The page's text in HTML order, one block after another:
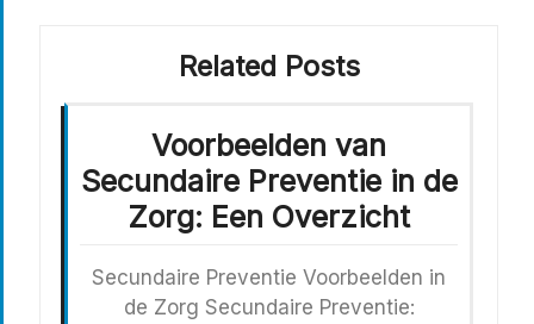
Related Posts
Voorbeelden van
Secundaire Preventie in de
Zorg: Een Overzicht
Secundaire Preventie Voorbeelden in
de Zorg Secundaire Preventie: